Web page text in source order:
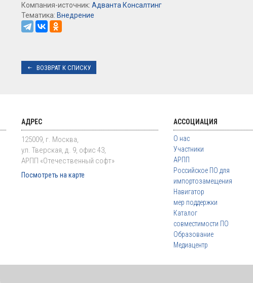
Компания-источник: Адванта Консалтинг
Тематика: Внедрение
ВОЗВРАТ К СПИСКУ
АДРЕС
125009, г. Москва,
ул. Тверская, д. 9, офис 43,
АРПП «Отечественный софт»
Посмотреть на карте
АССОЦИАЦИЯ
О нас
Участники
АРПП
Российское ПО для
импортозамещения
Навигатор
мер поддержки
Каталог
совместимости ПО
Образование
Медиацентр